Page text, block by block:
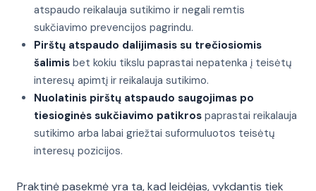
atspaudo reikalauja sutikimo ir negali remtis
sukčiavimo prevencijos pagrindu.
Pirštų atspaudo dalijimasis su trečiosiomis
šalimis bet kokiu tikslu paprastai nepatenka į teisėtų
interesų apimtį ir reikalauja sutikimo.
Nuolatinis pirštų atspaudo saugojimas po
tiesioginės sukčiavimo patikros paprastai reikalauja
sutikimo arba labai griežtai suformuluotos teisėtų
interesų pozicijos.
Praktinė pasekmė yra ta, kad leidėjas, vykdantis tiek